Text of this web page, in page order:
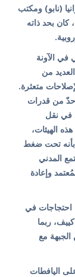
(نابو) ومكتب
بحد ذاته
في الآونة
من
متعثرة.
حدّ من قدرات
في نقل
الهيئات،
بأنه تحت ضغط
المدني
وإعادة
احتجاجات في
ربما
مع
اليافطات